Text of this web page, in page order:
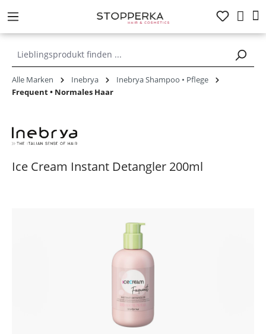
springen
Alle Marken Inebrya
Inebrya Shampoo • Pflege
Frequent • Normales Haar
Ice Cream Instant Detangler 200ml